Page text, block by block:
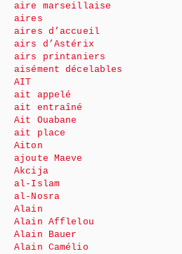
aire marseillaise
aires
aires d’accueil
airs d’Astérix
airs printaniers
aisément décelables
AIT
ait appelé
ait entraîné
Ait Ouabane
ait place
Aiton
ajoute Maeve
Akcija
al-Islam
al-Nosra
Alain
Alain Afflelou
Alain Bauer
Alain Camélio